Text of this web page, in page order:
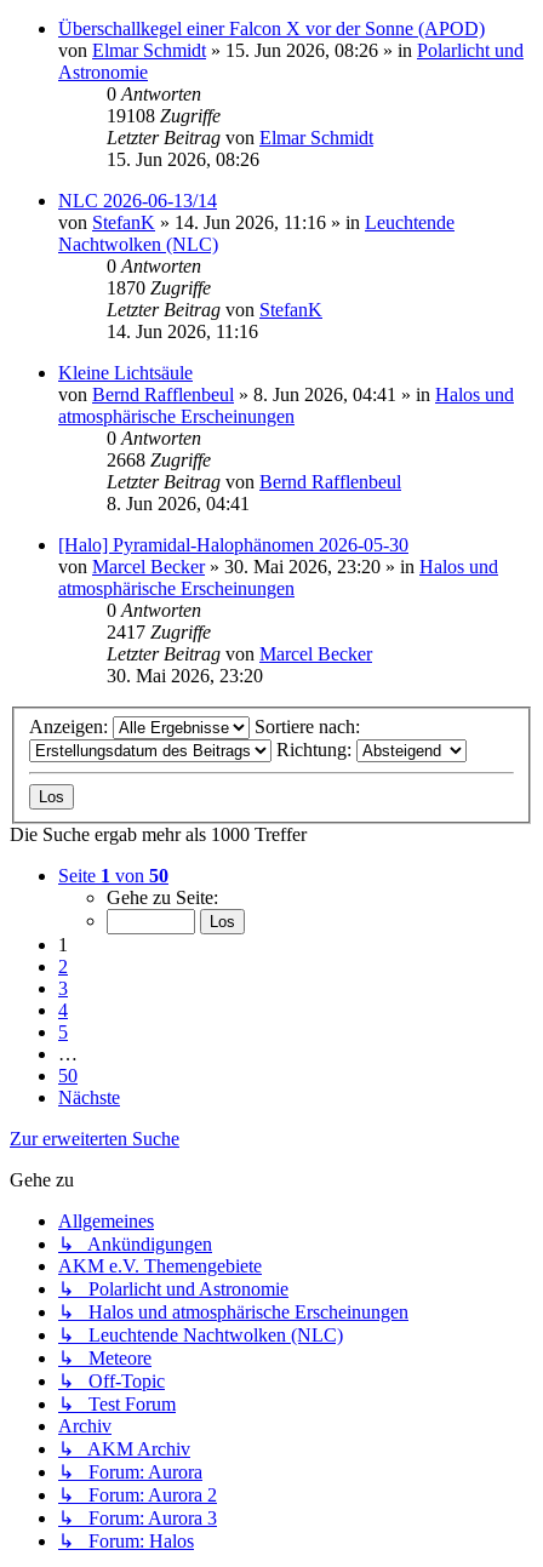
Überschallkegel einer Falcon X vor der Sonne (APOD)
von Elmar Schmidt » 15. Jun 2026, 08:26 » in Polarlicht und
Astronomie
0 Antworten
19108 Zugriffe
Letzter Beitrag von Elmar Schmidt
15. Jun 2026, 08:26
NLC 2026-06-13/14
von StefanK » 14. Jun 2026, 11:16 » in Leuchtende
Nachtwolken (NLC)
0 Antworten
1870 Zugriffe
Letzter Beitrag von StefanK
14. Jun 2026, 11:16
Kleine Lichtsäule
von Bernd Rafflenbeul » 8. Jun 2026, 04:41 » in Halos und
atmosphärische Erscheinungen
0 Antworten
2668 Zugriffe
Letzter Beitrag von Bernd Rafflenbeul
8. Jun 2026, 04:41
[Halo] Pyramidal-Halophänomen 2026-05-30
von Marcel Becker» 30. Mai 2026, 23:20 » in Halos und
atmosphärische Erscheinungen
0 Antworten
2417 Zugriffe
Letzter Beitrag von Marcel Becker
30. Mai 2026, 23:20
Anzeigen:
Sortiere nach:
Richtung:
Die Suche ergab mehr als 1000 Treffer
Seite 1 von 50
Gehe zu Seite:
1
2
3
4
5
…
50
Nächste
Zur erweiterten Suche
Gehe zu
Allgemeines
↳ Ankündigungen
AKM e.V. Themengebiete
↳ Polarlicht und Astronomie
↳ Halos und atmosphärische Erscheinungen
↳ Leuchtende Nachtwolken (NLC)
↳ Meteore
↳ Off-Topic
↳ Test Forum
Archiv
↳ AKM Archiv
↳ Forum: Aurora
↳ Forum: Aurora 2
↳ Forum: Aurora 3
↳ Forum: Halos